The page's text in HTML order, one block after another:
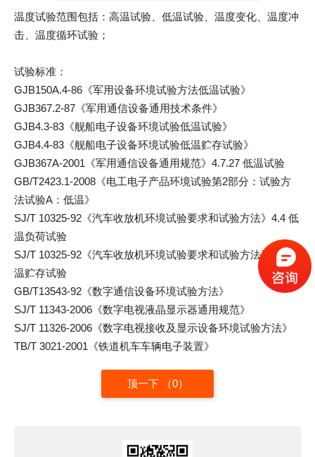
温度试验范围包括：高温试验、低温试验、温度变化、温度冲
击、温度循环试验；
试验标准：
GJB150A.4-86《军用设备环境试验方法低温试验》
GJB367.2-87《军用通信设备通用技术条件》
GJB4.3-83《舰船电子设备环境试验低温试验》
GJB4.4-83《舰船电子设备环境试验低温贮存试验》
GJB367A-2001《军用通信设备通用规范》4.7.27 低温试验
GB/T2423.1-2008《电工电子产品环境试验第2部分：试验方
法试验A：低温》
SJ/T 10325-92《汽车收放机环境试验要求和试验方法》4.4 低
温负荷试验
SJ/T 10325-92《汽车收放机环境试验要求和试验方法》4.5 低
温贮存试验
GB/T13543-92《数字通信设备环境试验方法》
SJ/T 11343-2006《数字电视液晶显示器通用规范》
SJ/T 11326-2006《数字电视接收及显示设备环境试验方法》
TB/T 3021-2001《铁道机车车辆电子装置》
顶一下 （0）